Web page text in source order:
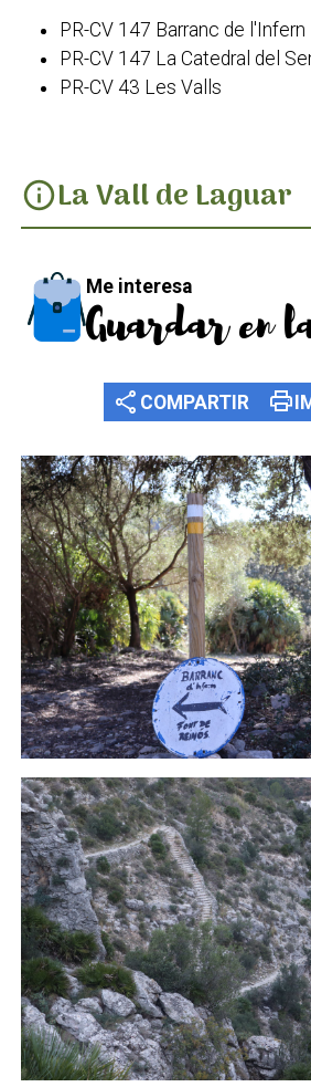
PR-CV 147 Barranc de l'Infern
PR-CV 147 La Catedral del
PR-CV 43 Les Valls
infoLa Vall de Laguar
Me interesa
Guardar en
share COMPARTIR print